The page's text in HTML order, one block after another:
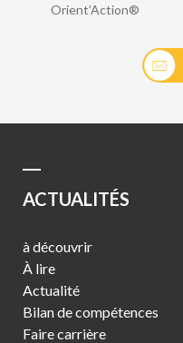
Orient’Action®
ACTUALITÉS
à découvrir
À lire
Actualité
Bilan de compétences
Faire carrière